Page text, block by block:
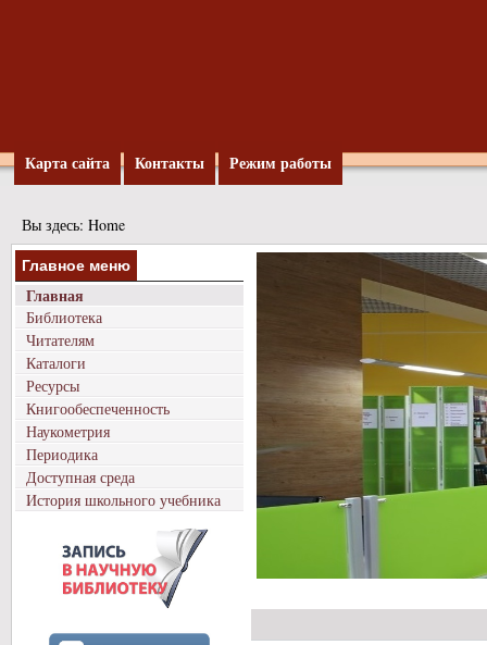
Карта сайта Контакты Режим работы
Вы здесь: Home
Главное меню
Главная
Библиотека
Читателям
Каталоги
Ресурсы
Книгообеспеченность
Наукометрия
Периодика
Доступная среда
История школьного учебника